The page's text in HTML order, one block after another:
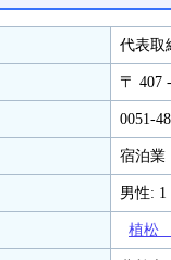
代表
〒 407
0051-
宿泊業
男性:
植松